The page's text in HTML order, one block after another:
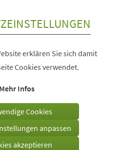
erklären Sie sich damit
Cookies verwendet.
Mehr Infos
Cookies
anpassen
akzeptieren